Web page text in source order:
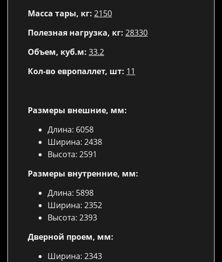
Масса тары, кг: 2150
Полезная нагрузка, кг: 28330
Объем, куб.м: 33.2
Кол-во европаллет, шт: 11
Размеры внешние, мм:
Длина: 6058
Ширина: 2438
Высота: 2591
Размеры внутренние, мм:
Длина: 5898
Ширина: 2352
Высота: 2393
Дверной проем, мм:
Ширина: 2343